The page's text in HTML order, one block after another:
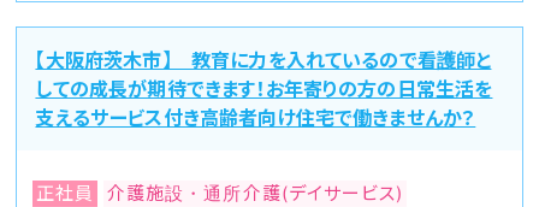
【大阪府茨木市】 教育に力を入れているので看護師と
しての成長が期待できます！お年寄りの方の日常生活を
支えるサービス付き高齢者向け住宅で働きませんか？
正社員 介護施設・通所介護(デイサービス)